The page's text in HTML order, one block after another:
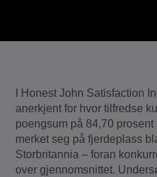
I Honest John Satisfaction
anerkjent for hvor tilfredse
poengsum på 84,70
merket seg på fjerdeplass
Storbritannia – foran
over gjennomsnittet.